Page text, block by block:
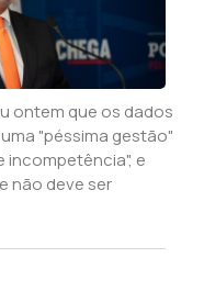
ontem que os dados
"péssima gestão"
incompetência", e
não deve ser